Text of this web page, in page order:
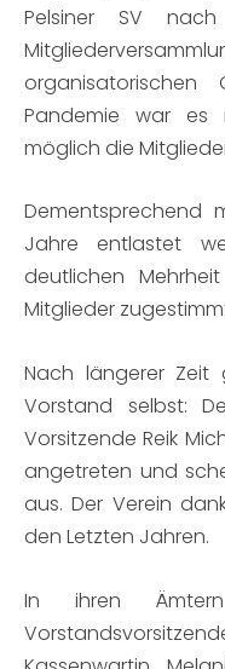
Pelsiner SV
Pandemie war
möglich die
Dementsprechend
Jahre entlastet
deutlichen
Mitglieder
Nach längerer
Vorstand selbst:
Vorsitzende Reik
angetreten und
aus. Der Verein
den Letzten Jahren.
In ihren